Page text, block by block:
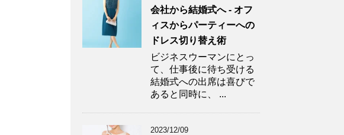
会社から結婚式へ - オフ
ィスからパーティーへの
ドレス切り替え術
ビジネスウーマンにとっ
て、仕事後に待ち受ける
結婚式への出席は喜びで
あると同時に、 ...
2023/12/09